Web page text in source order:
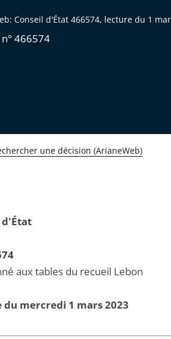
Conseil d'État 466574, lecture du 1
466574
une décision (ArianeWeb)
d'État
aux tables du recueil Lebon
du mercredi 1 mars 2023